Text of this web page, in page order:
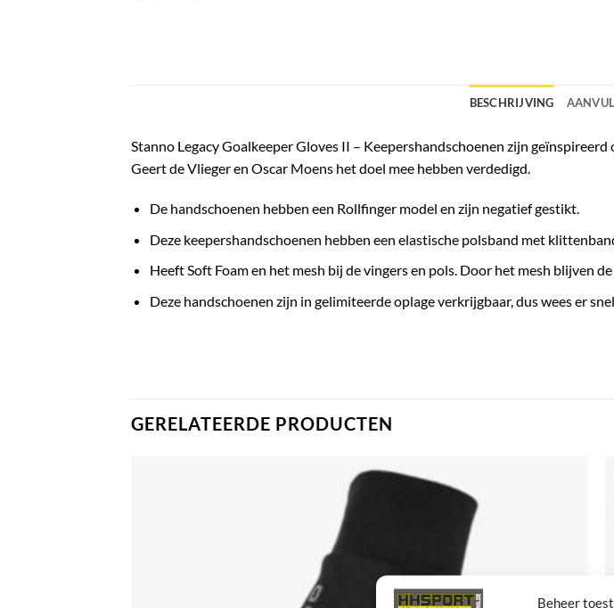
Beheer
BESCHRIJVING
Stanno Legacy Goalkeeper Gloves II – Keepershandschoenen zijn geïnspireerd
Geert de Vlieger en Oscar Moens het doel mee hebben verdedigd.
De handschoenen hebben een Rollfinger model en zijn negatief gestikt.
Deze keepershandschoenen hebben een elastische polsband met
Heeft Soft Foam en het mesh bij de vingers en pols. Door het mesh blijven
Deze handschoenen zijn in gelimiteerde oplage verkrijgbaar, dus wees er
GERELATEERDE PRODUCTEN